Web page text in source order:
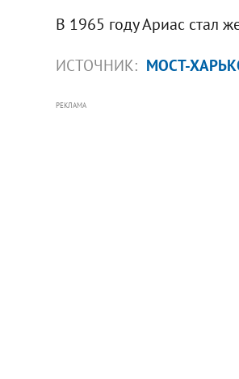
В 1965 году Ариас стал
ИСТОЧНИК: МОСТ-
РЕКЛАМА